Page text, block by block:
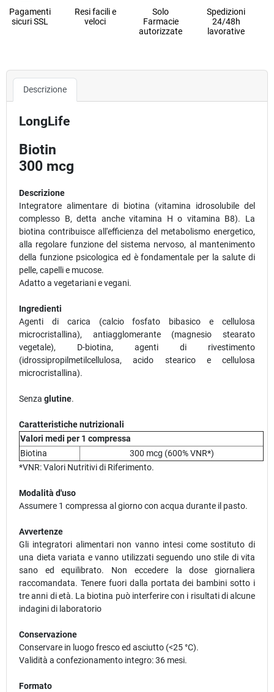
Pagamenti
sicuri SSL
Resi facili e
veloci
Solo
Farmacie
autorizzate
Spedizioni
24/48h
lavorative
Descrizione
LongLife
Biotin
300 mcg
Descrizione
Integratore alimentare di biotina (vitamina idrosolubile del
complesso B, detta anche vitamina H o vitamina B8). La
biotina contribuisce all'efficienza del metabolismo energetico,
alla regolare funzione del sistema nervoso, al mantenimento
della funzione psicologica ed è fondamentale per la salute di
pelle, capelli e mucose.
Adatto a vegetariani e vegani.
Ingredienti
Agenti di carica (calcio fosfato bibasico e cellulosa
microcristallina), antiagglomerante (magnesio stearato
vegetale), D-biotina, agenti di rivestimento
(idrossipropilmetilcellulosa, acido stearico e cellulosa
microcristallina).
Senza glutine.
Caratteristiche nutrizionali
Valori medi per 1 compressa
Biotina
300 mcg (600% VNR*)
*VNR: Valori Nutritivi di Riferimento.
Modalità d'uso
Assumere 1 compressa al giorno con acqua durante il pasto.
Avvertenze
Gli integratori alimentari non vanno intesi come sostituto di
una dieta variata e vanno utilizzati seguendo uno stile di vita
sano ed equilibrato. Non eccedere la dose giornaliera
raccomandata. Tenere fuori dalla portata dei bambini sotto i
tre anni di età. La biotina può interferire con i risultati di alcune
indagini di laboratorio
Conservazione
Conservare in luogo fresco ed asciutto (<25 °C).
Validità a confezionamento integro: 36 mesi.
Formato